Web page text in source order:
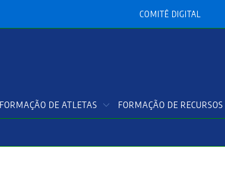
COMITÊ DIGITAL
FORMAÇÃO DE ATLETAS FORMAÇÃO DE